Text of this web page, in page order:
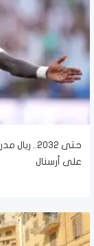
حتى
على أرسنال